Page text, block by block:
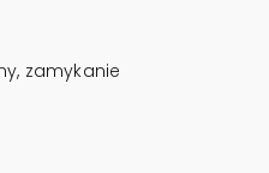
zamykanie